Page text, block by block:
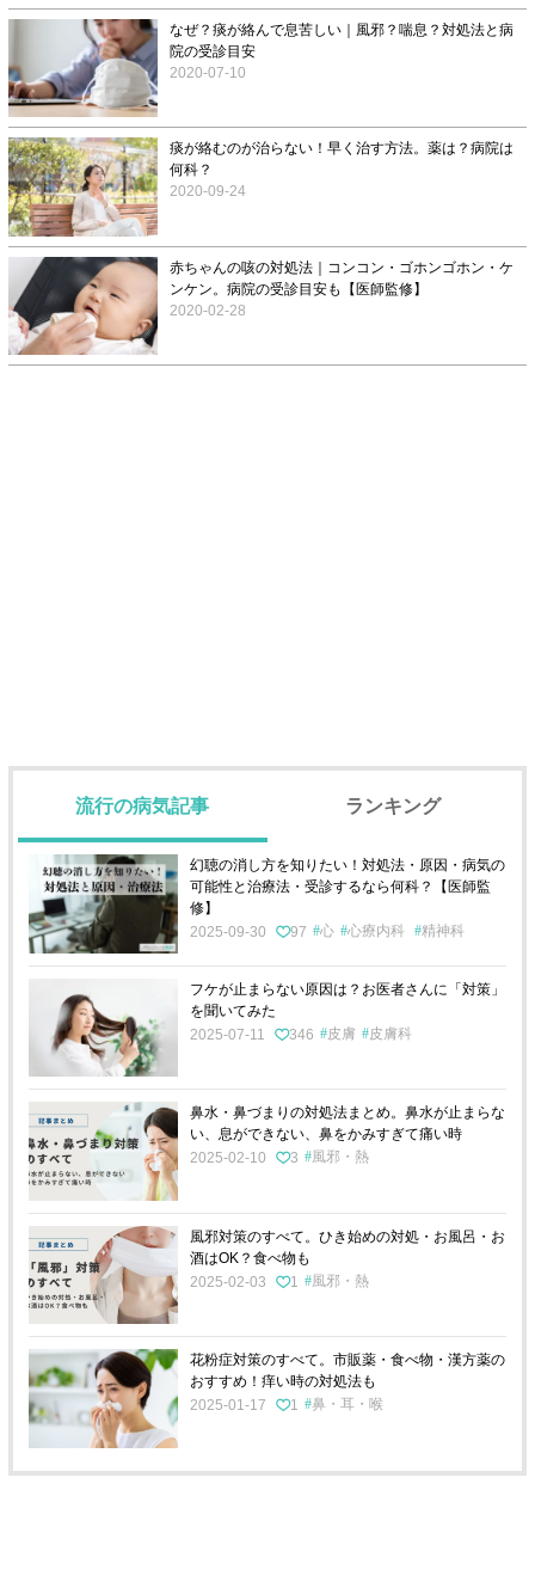
なぜ？痰が絡んで息苦しい｜風邪？喘息？対処法と病
院の受診目安
2020-07-10
痰が絡むのが治らない！早く治す方法。薬は？病院は
何科？
2020-09-24
赤ちゃんの咳の対処法｜コンコン・ゴホンゴホン・ケ
ンケン。病院の受診目安も【医師監修】
2020-02-28
流行の病気記事 ランキング
幻聴の消し方を知りたい！対処法・原因・病気の
可能性と治療法・受診するなら何科？【医師監
修】
2025-09-30
97 心 心療内科 精神科
フケが止まらない原因は？お医者さんに「対策」
を聞いてみた
2025-07-11
346 皮膚 皮膚科
鼻水・鼻づまりの対処法まとめ。鼻水が止まらな
い、息ができない、鼻をかみすぎて痛い時
2025-02-10
3 風邪・熱
風邪対策のすべて。ひき始めの対処・お風呂・お
酒はOK？食べ物も
2025-02-03
1 風邪・熱
花粉症対策のすべて。市販薬・食べ物・漢方薬の
おすすめ！痒い時の対処法も
2025-01-17
1 鼻・耳・喉